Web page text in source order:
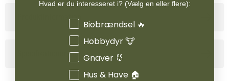
Produktinformation
Hvad er du interesseret i? (Vælg en eller flere):
Interesser
Biobrændsel 🔥
Hobbydyr 🐮
Gnaver 🐰
Hus & Have 🏠